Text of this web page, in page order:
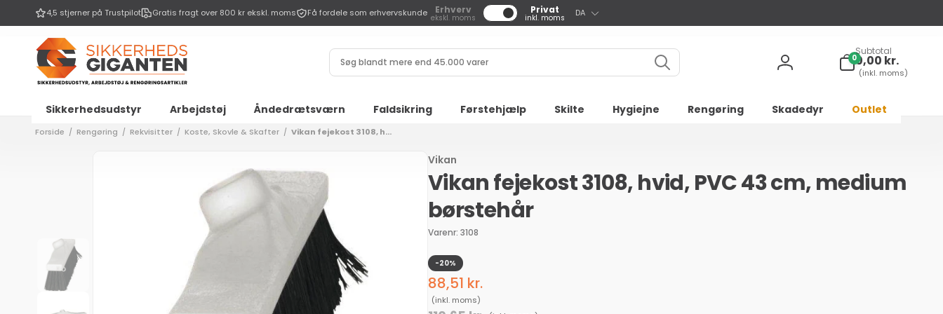
indhold
4,5 stjerner på Trustpilot Gratis fragt over 800 kr ekskl. moms Få fordele som erhvervskunde Erhverv
ekskl. moms
Privat
inkl. moms
p
g
DA
Søg
blandt
end
45.000
Log
0
varer
Subtotal
0,00 kr.
(inkl. moms)
Sikkerhedsudstyr Arbejdstøj Åndedrætsværn Faldsikring Førstehjælp Skilte Hygiejne Rengøring Skadedyr Outlet
Forside / Rengøring / Rekvisitter / Koste, Skovle & Skafter / Vikan fejekost 3108, h...
Vikan
Vikan fejekost 3108, hvid, PVC 43 cm, medium
børstehår
Varenr: 3108
-20%
Udsalgspris
88,51 kr.
(inkl. moms)
Normalpris